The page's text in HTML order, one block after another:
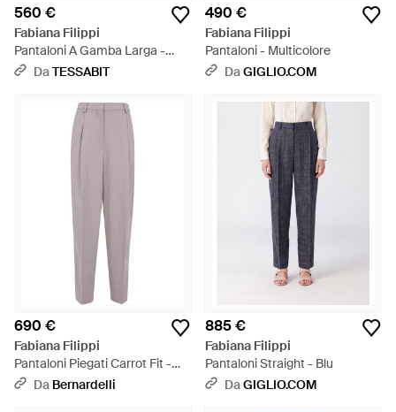
560 €
Fabiana Filippi
Pantaloni A Gamba Larga -
Bianco
DaTESSABIT
490 €
Fabiana Filippi
Pantaloni - Multicolore
DaGIGLIO.COM
690 €
Fabiana Filippi
Pantaloni Piegati Carrot Fit -
Grigio
Da Bernardelli
885 €
Fabiana Filippi
Pantaloni Straight - Blu
DaGIGLIO.COM